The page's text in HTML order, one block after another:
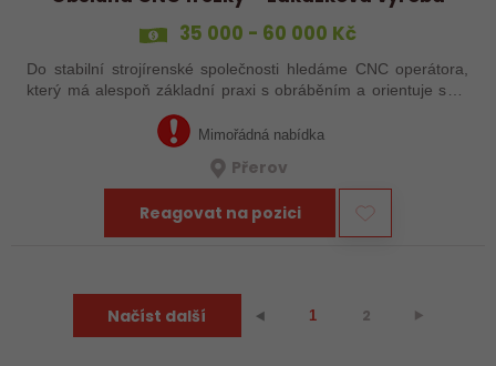
35 000 - 60 000 Kč
Do stabilní strojírenské společnosti hledáme CNC operátora,
který má alespoň základní praxi s obráběním a orientuje se v
technické dokumentaci. Nemusíte mít za sebou roky
zkušeností – důležité je, že…Mimořádná nabídka
Přerov
Reagovat na pozici
Načíst další ⯇ 1 2 ⯈